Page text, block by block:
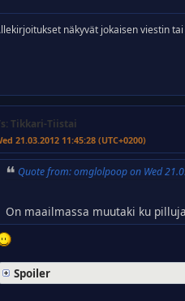
näkyvät jokaisen viestin
Tikkari-Tiistai
21.03.2012 11:45:28 (UTC+0200)
Quote from: omglolpoop on Wed
On maailmassa muutaki ku
Spoiler